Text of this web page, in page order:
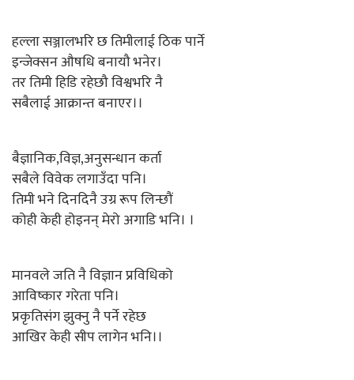
हल्ला सञ्जालभरि छ तिमीलाई ठिक पार्ने
इन्जेक्सन औषधि बनायौ भनेर।
तर तिमी हिडि रहेछौ विश्वभरि नै
सबैलाई आक्रान्त बनाएर।।
बैज्ञानिक,विज्ञ,अनुसन्धान कर्ता
सबैले विवेक लगाउँदा पनि।
तिमी भने दिनदिनै उग्र रूप लिन्छौं
कोही केही होइनन् मेरो अगाडि भनि। ।
मानवले जति नै विज्ञान प्रविधिको
आविष्कार गरेता पनि।
प्रकृतिसंग झुक्नु नै पर्ने रहेछ
आखिर केही सीप लागेन भनि।।